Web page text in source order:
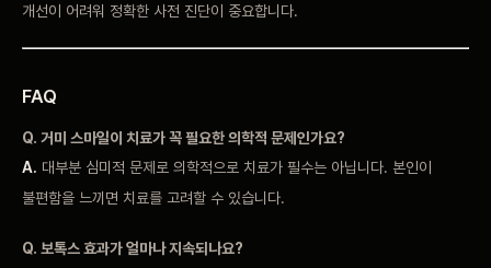
개선이 어려워 정확한 사전 진단이 중요합니다.
FAQ
Q. 거미 스마일이 치료가 꼭 필요한 의학적 문제인가요?
A. 대부분 심미적 문제로 의학적으로 치료가 필수는 아닙니다. 본인이
불편함을 느끼면 치료를 고려할 수 있습니다.
Q. 보톡스 효과가 얼마나 지속되나요?